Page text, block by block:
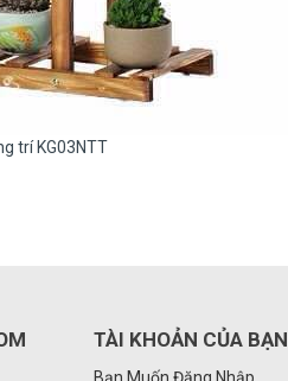
trí KG03NTT
TÀI KHOẢN CỦA BẠN
Bạn Muốn Đăng Nhập